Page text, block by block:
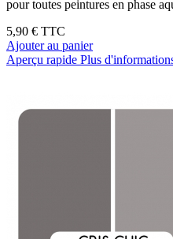
pour toutes peintures en phase
5,90 € TTC
Ajouter au panier
Aperçu rapide Plus